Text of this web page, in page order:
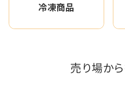
冷凍商品
売り場か